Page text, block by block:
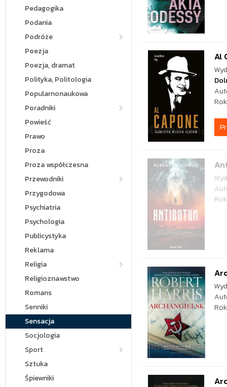
Pedagogika
Podania
Podróże
Poezja
Poezja, dramat
Polityka, Politologia
Popularnonaukowa
Poradniki
Powieść
Prawo
Proza
Proza współczesna
Przewodniki
Przygodowa
Psychiatria
Psychologia
Publicystyka
Reklama
Religia
Religioznawstwo
Romans
Senniki
Sensacja
Socjologia
Sport
Sztuka
Śpiewniki
Al